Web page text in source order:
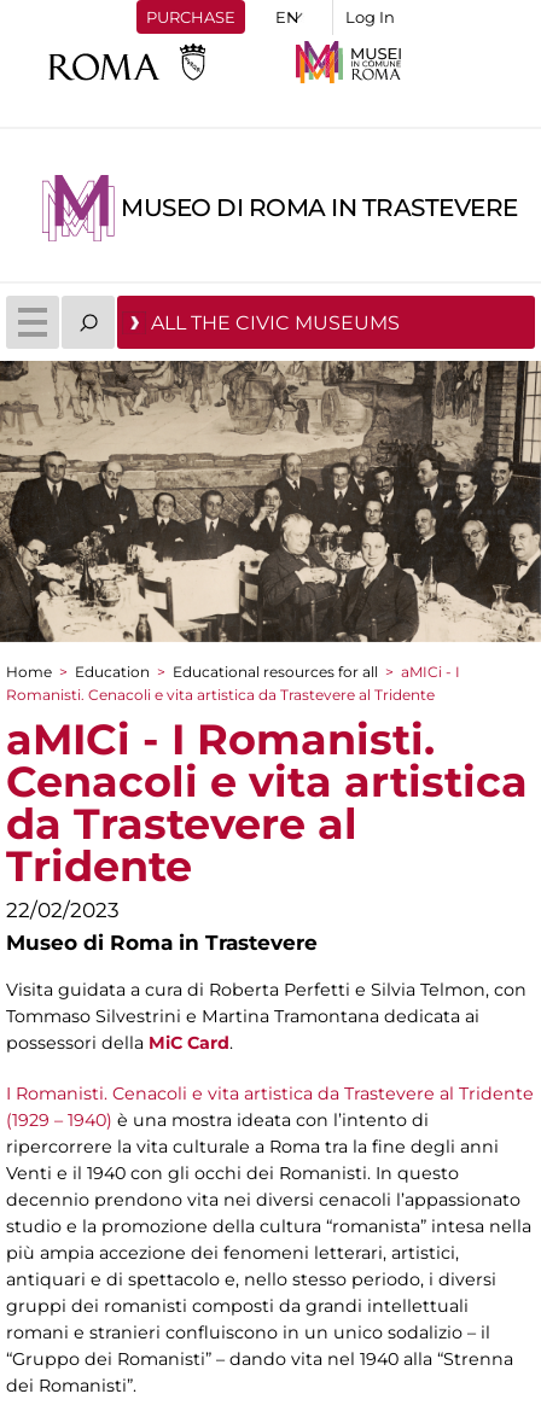
PURCHASE Log In
MUSEO DI ROMA IN TRASTEVERE
ALL THE CIVIC MUSEUMS
You are here
Home > Education > Educational resources for all > aMICi - I
Romanisti. Cenacoli e vita artistica da Trastevere al Tridente
aMICi - I Romanisti.
Cenacoli e vita artistica
da Trastevere al
Tridente
22/02/2023
Museo di Roma in Trastevere
Visita guidata a cura di Roberta Perfetti e Silvia Telmon, con
Tommaso Silvestrini e Martina Tramontana dedicata ai
possessori della MiC Card.
I Romanisti. Cenacoli e vita artistica da Trastevere al Tridente
(1929 – 1940) è una mostra ideata con l’intento di
ripercorrere la vita culturale a Roma tra la fine degli anni
Venti e il 1940 con gli occhi dei Romanisti. In questo
decennio prendono vita nei diversi cenacoli l’appassionato
studio e la promozione della cultura “romanista” intesa nella
più ampia accezione dei fenomeni letterari, artistici,
antiquari e di spettacolo e, nello stesso periodo, i diversi
gruppi dei romanisti composti da grandi intellettuali
romani e stranieri confluiscono in un unico sodalizio – il
“Gruppo dei Romanisti” – dando vita nel 1940 alla “Strenna
dei Romanisti”.